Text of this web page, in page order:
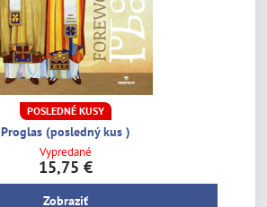
POSLEDNÉ KUSY
Proglas (posledný kus )
Vypredané
15,75 €
Zobraziť